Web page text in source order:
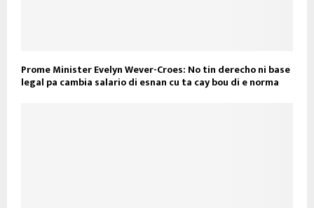
Prome Minister Evelyn Wever-Croes: No tin derecho ni base
legal pa cambia salario di esnan cu ta cay bou di e norma